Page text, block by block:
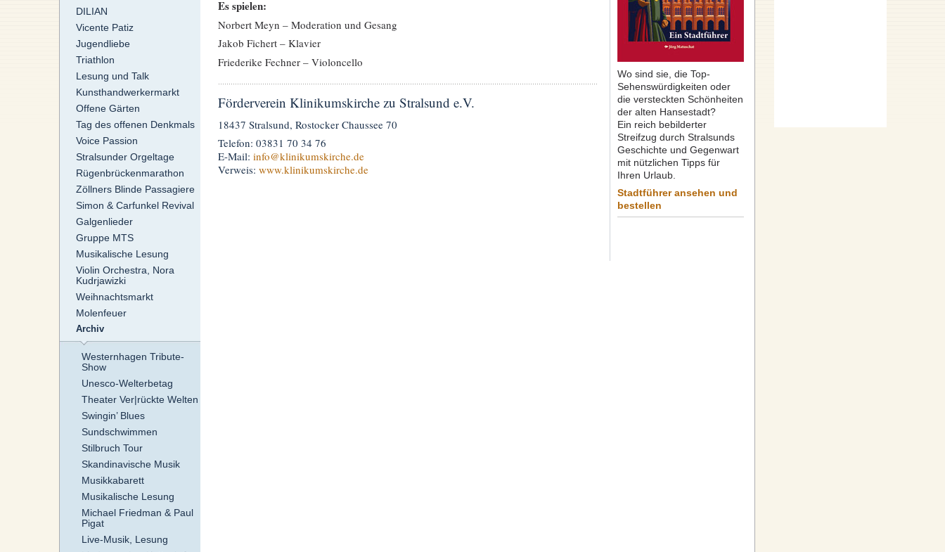
DILIAN
Vicente Patiz
Jugendliebe
Triathlon
Lesung und Talk
Kunsthandwerkermarkt
Offene Gärten
Tag des offenen Denkmals
Voice Passion
Stralsunder Orgeltage
Rügenbrückenmarathon
Zöllners Blinde Passagiere
Simon & Carfunkel Revival
Galgenlieder
Gruppe MTS
Musikalische Lesung
Violin Orchestra, Nora
Kudrjawizki
Weihnachtsmarkt
Molenfeuer
Archiv
Westernhagen Tribute-
Show
Unesco-Welterbetag
Theater Ver|rückte Welten
Swingin’ Blues
Sundschwimmen
Stilbruch Tour
Skandinavische Musik
Musikkabarett
Musikalische Lesung
Michael Friedman & Paul
Pigat
Live-Musik, Lesung
Wo sind sie, die Top-
Sehenswürdigkeiten oder
die versteckten Schönheiten
der alten Hansestadt?
Ein reich bebilderter
Streifzug durch Stralsunds
Geschichte und Gegenwart
mit nützlichen Tipps für
Ihren Urlaub.
Stadtführer ansehen und
bestellen
Es spielen:
Norbert Meyn – Moderation und Gesang
Jakob Fichert – Klavier
Friederike Fechner – Violoncello
Förderverein Klinikumskirche zu Stralsund e.V.
18437 Stralsund, Rostocker Chaussee 70
Telefon: 03831 70 34 76
E-Mail: info@klinikumskirche.de
Verweis: www.klinikumskirche.de